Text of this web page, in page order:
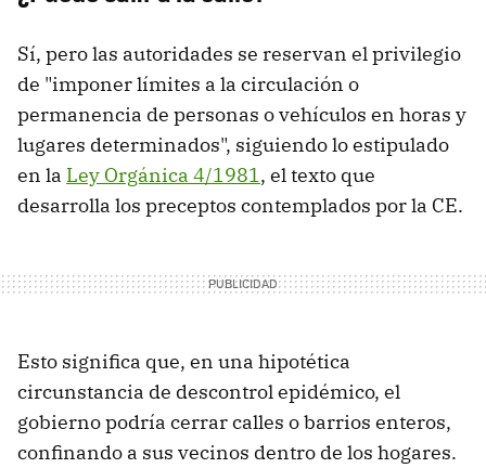
Sí, pero las autoridades se reservan el privilegio
de "imponer límites a la circulación o
permanencia de personas o vehículos en horas y
lugares determinados", siguiendo lo estipulado
en la Ley Orgánica 4/1981, el texto que
desarrolla los preceptos contemplados por la CE.
Esto significa que, en una hipotética
circunstancia de descontrol epidémico, el
gobierno podría cerrar calles o barrios enteros,
confinando a sus vecinos dentro de los hogares.